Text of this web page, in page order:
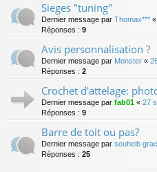
Sieges "tuning"
Dernier message par Thomax*** «
Réponses : 9
Avis personnalisation ?
Dernier message par Monster «
Réponses : 2
Crochet d'attelage:
Dernier message par fab01 « 27
Réponses : 9
Barre de toit ou pas?
Dernier message par souheib
Réponses : 25